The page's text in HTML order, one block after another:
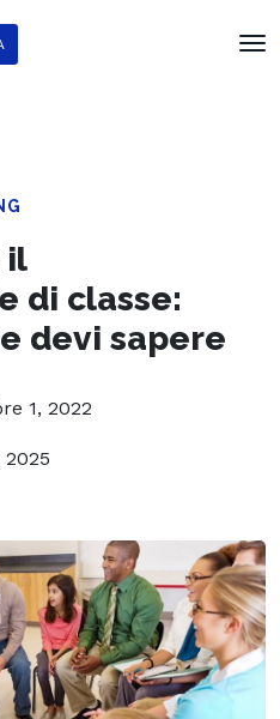
il
di classe:
devi sapere
1, 2022